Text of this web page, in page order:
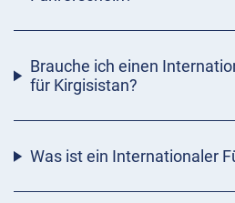
Brauche ich einen
für Kirgisistan?
Was ist ein Internationaler